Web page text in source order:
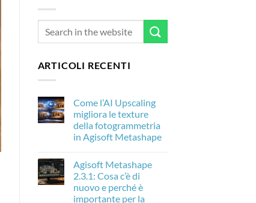
ARTICOLI RECENTI
Come l’AI Upscaling
migliora le texture
della fotogrammetria
in Agisoft Metashape
su
Come
l’AI
Upscaling
migliora
Agisoft Metashape
2.3.1: Cosa c’è di
nuovo e perché è
importante per la